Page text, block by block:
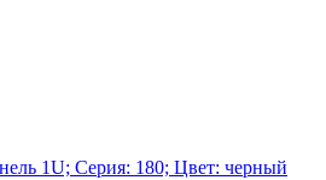
1U; Серия: 180; Цвет: черный